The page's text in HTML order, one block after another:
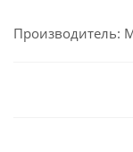
Производитель: